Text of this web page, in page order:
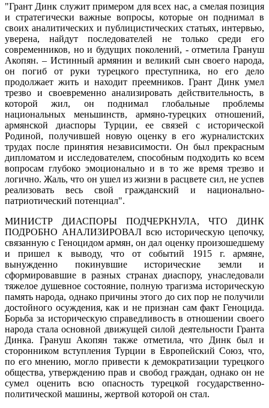
"Грант Динк служит примером для всех нас, а смелая позиция
и стратегически важные вопросы, которые он поднимал в
своих аналитических и публицистических статьях, интервью,
уверена, найдут последователей не только среди его
современников, но и будущих поколений, - отметила Грануш
Акопян. – Истинный армянин и великий сын своего народа,
он погиб от руки турецкого преступника, но его дело
продолжает жить и находит преемников. Грант Динк умел
трезво и своевременно анализировать действительность, в
которой жил, он поднимал глобальные проблемы
национальных меньшинств, армяно-турецких отношений,
армянской диаспоры Турции, ее связей с исторической
Родиной, получившей новую оценку в его журналистских
трудах после принятия независимости. Он был прекрасным
дипломатом и исследователем, способным подходить ко всем
вопросам глубоко эмоционально и в то же время трезво и
логично. Жаль, что он ушел из жизни в расцвете сил, не успев
реализовать весь свой гражданский и национально-
патриотический потенциал".
МИНИСТР ДИАСПОРЫ ПОДЧЕРКНУЛА, ЧТО ДИНК
ПОДРОБНО АНАЛИЗИРОВАЛ всю историческую цепочку,
связанную с Геноцидом армян, он дал оценку произошедшему
и пришел к выводу, что от событий 1915 г. армяне,
вынужденно покинувшие исторические земли и
сформировавшие в разных странах диаспору, унаследовали
тяжелое душевное состояние, полную трагизма историческую
память народа, однако причины этого до сих пор не получили
достойного осуждения, как и не признан сам факт Геноцида.
Борьба за историческую справедливость в отношении своего
народа стала основной движущей силой деятельности Гранта
Динка. Грануш Акопян также отметила, что Динк был и
сторонником вступления Турции в Европейский Союз, что,
по его мнению, могло привести к демократизации турецкого
общества, утверждению прав и свобод граждан, однако он не
сумел оценить всю опасность турецкой государственно-
политической машины, жертвой которой он стал.